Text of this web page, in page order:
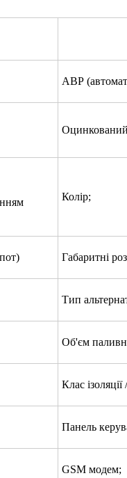
АВР
Колір;
Габаритні
Тип
Об'єм
Клас
Панель
GSM модем;